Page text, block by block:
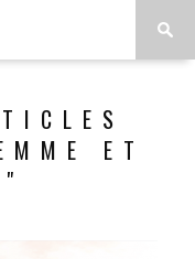
ET